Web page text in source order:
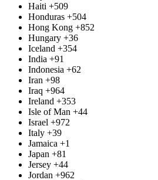
Haiti +509
Honduras +504
Hong Kong +852
Hungary +36
Iceland +354
India +91
Indonesia +62
Iran +98
Iraq +964
Ireland +353
Isle of Man +44
Israel +972
Italy +39
Jamaica +1
Japan +81
Jersey +44
Jordan +962